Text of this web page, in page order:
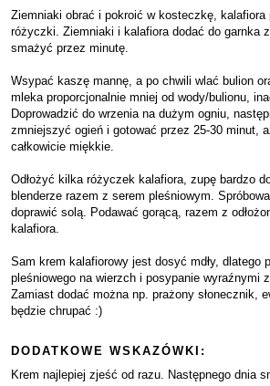
Ziemniaki obrać i pokroić w kosteczkę, kalafiora
różyczki. Ziemniaki i kalafiora dodać do garnka
smażyć przez minutę.
Wsypać kaszę mannę, a po chwili wlać bulion
mleka proporcjonalnie mniej od wody/bulionu,
Doprowadzić do wrzenia na dużym ogniu,
zmniejszyć ogień i gotować przez 25-30 minut,
całkowicie miękkie.
Odłożyć kilka różyczek kalafiora, zupę bardzo
blenderze razem z serem pleśniowym.
doprawić solą. Podawać gorącą, razem z
kalafiora.
Sam krem kalafiorowy jest dosyć mdły, dlatego
pleśniowego na wierzch i posypanie wyraźnymi
Zamiast dodać można np. prażony słonecznik,
będzie chrupać :)
DODATKOWE WSKAZÓWKI:
Krem najlepiej zjeść od razu. Następnego dnia